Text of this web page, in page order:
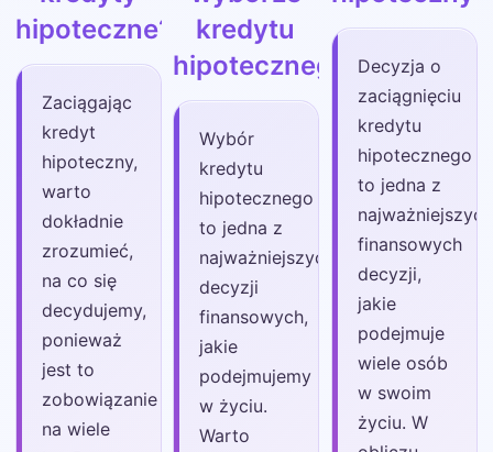
hipoteczne?
Zaciągając
kredyt
hipoteczny,
warto
dokładnie
zrozumieć,
na co się
decydujemy,
ponieważ
jest to
zobowiązanie
na wiele
kredytu
hipotecznego?
Wybór
kredytu
hipotecznego
to jedna z
najważniejszych
decyzji
finansowych,
jakie
podejmujemy
w życiu.
Warto
Decyzja o
zaciągnięciu
kredytu
hipotecznego
to jedna z
najważniejszych
finansowych
decyzji,
jakie
podejmuje
wiele osób
w swoim
życiu. W